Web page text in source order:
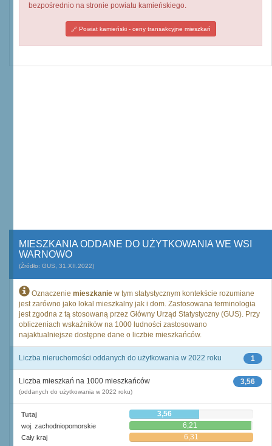
bezpośrednio na stronie powiatu kamieńskiego.
Powiat kamieński - ceny transakcyjne mieszkań
MIESZKANIA ODDANE DO UŻYTKOWANIA WE WSI
WARNOWO
(Źródło: GUS, 31.XII.2022)
Oznaczenie mieszkanie w tym statystycznym kontekście rozumiane
jest zarówno jako lokal mieszkalny jak i dom. Zastosowana terminologia
jest zgodna z tą stosowaną przez Główny Urząd Statystyczny (GUS). Przy
obliczeniach wskaźników na 1000 ludności zastosowano
najaktualniejsze dostępne dane o liczbie mieszkańców.
1
Liczba nieruchomości oddanych do użytkowania w 2022 roku
3,56
Liczba mieszkań na 1000 mieszkańców
(oddanych do użytkowania w 2022 roku)
Tutaj 3,56
woj. zachodniopomorskie 6,21
Cały kraj 6,31